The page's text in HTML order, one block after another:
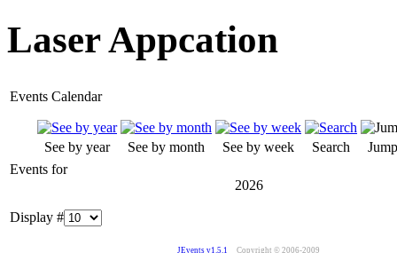
Laser Appcation
Events Calendar
See by year See by month See by week Search
Events for
2026
Display #
JEvents v1.5.1 Copyright © 2006-2009